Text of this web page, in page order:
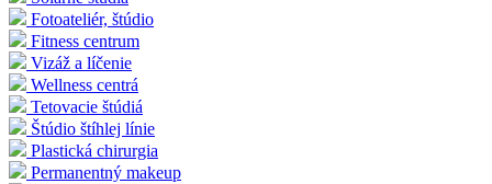
Fotoateliér, štúdio
Fitness centrum
Vizáž a líčenie
Wellness centrá
Tetovacie štúdiá
Štúdio štíhlej línie
Plastická chirurgia
Permanentný makeup